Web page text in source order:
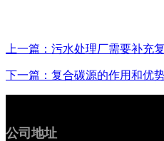
上一篇：污水处理厂需要补充
下一篇：复合碳源的作用和优
公司地址